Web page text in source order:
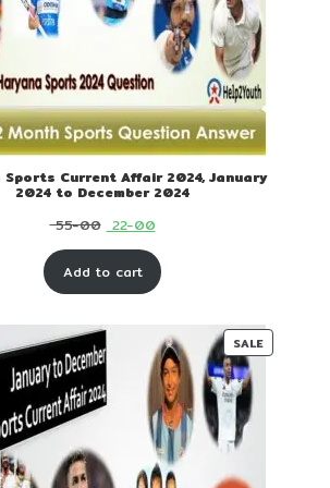
Sports Current Affair 2024, January
2024 to December 2024
55-00 Original
price
was:
00.
22-00Current
price
is:
00.
Add to cart
SALE